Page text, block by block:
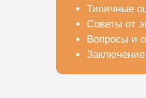
Типичные
Советы от
Вопросы и
Заключение